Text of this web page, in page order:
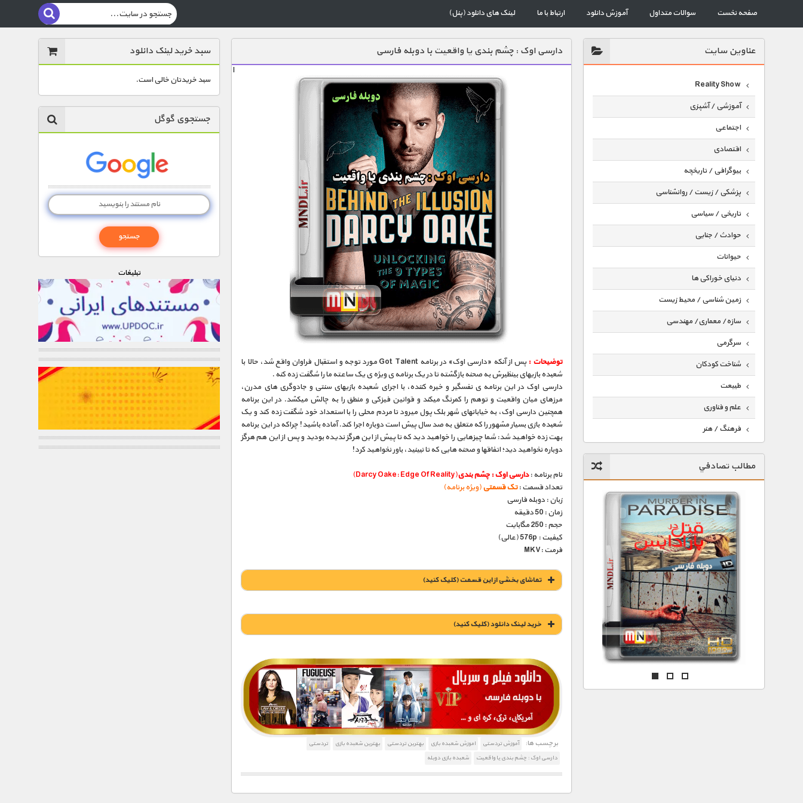
صفحه نخست سوالات متداول آموزش دانلود ارتباط با ما لینک های دانلود (پنل)
عناوين سايت
Reality Show
آموزشی / آشپزی
اجتماعی
اقتصادی
بیوگرافی / تاریخچه
پزشکی / زیست / روانشناسی
تاریخی / سیاسی
حوادث / جنایی
حیوانات
دنیای خوراکی ها
زمین شناسی / محیط زیست
سازه/ معماری/ مهندسی
سرگرمی
شناخت کودکان
طبیعت
علم و فناوری
فرهنگ / هنر
گردشگری
ماورایی
مسابقات / ورزشی
مستند های اختصاصی
مطالب تصادفي
دارسی اوک : چشم بندی یا واقعیت با دوبله فارسی
ا
توضیحات :
پس از آنکه «دارسی اوک» در برنامه Got Talent مورد توجه و استقبال فراوان واقع شد، حالا با
شعبده بازیهای بینظيرش به صحنه بازگشته تا در يک برنامه ی ويژه ی يک ساعته ما را شگفت زده کنه .
دارسی اوک در اين برنامه ی نفسگير و خيره کننده، با اجرای شعبده بازیهای سنتی و جادوگری های مدرن،
مرزهای ميان واقعيت و توهم را کمرنگ میکند و قوانين فيزکی و منطق را به چالش میکشد. در اين برنامه
همچنين دارسی اوک، به خيابانهای شهر بلک پول میرود تا مردم محلی را با استعداد خود شگفت زده کند و يک
شعبده بازی بسيار مشهور را که متعلق به صد سال پيش است دوباره اجرا کند. آماده باشيد! چراکه در اين برنامه
بهت زده خواهيد شد: شما چيزهايی را خواهيد ديد که تا پيش از اين هرگز نديده بوديد و پس از اين هم هرگز
دوباره نخواهيد ديد؛ اتفاقها و صحنه هايی که تا نبينيد، باور نخواهيد کرد!
نام برنامه :دارسی اوک : چشم بندی(Darcy Oake: Edge Of Reality)
تعداد قسمت :تک قسمتی(ویژه برنامه)
زبان : دوبله فارسی
زمان : 50 دقیقه
حجم : 250 مگابایت
کیفیت : 576p (عالی)
فرمت :MKV
تماشای بخشی از این قسمت (کلیک کنید)
خريد لينک دانلود (کليک کنيد)
1900 تومان – خريد لينک دانلود (افزودن به سبد خريد)
برچسب ها: آموزش تردستی اموزش شعبده بازی بهترین تردستی بهترین شعبده بازی
تردستی
دارسی اوک : چشم بندی یا واقعیت
شعبده بازی دوبله
سبد خرید لینک دانلود
سبد خریدتان خالی است.
جستجوی گوگل
تبليغات